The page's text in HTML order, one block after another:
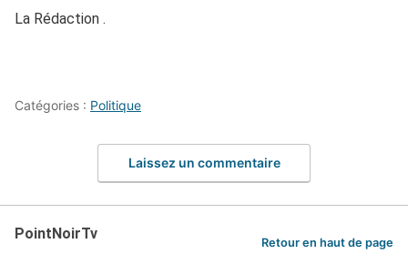
La Rédaction .
Catégories : Politique
Laissez un commentaire
PointNoirTv
Retour en haut de page